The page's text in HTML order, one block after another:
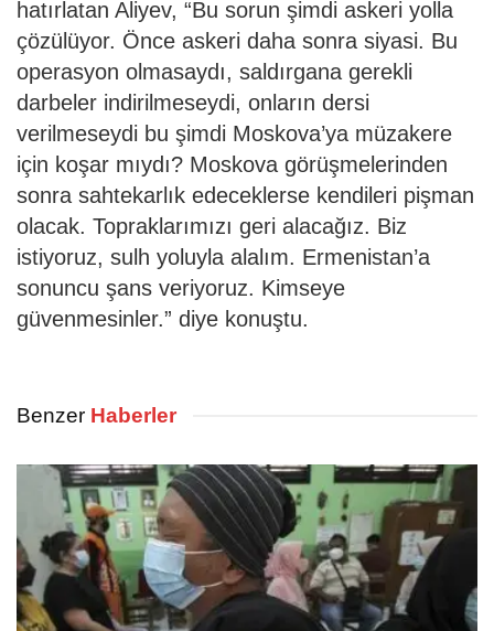
hatırlatan Aliyev, “Bu sorun şimdi askeri yolla
çözülüyor. Önce askeri daha sonra siyasi. Bu
operasyon olmasaydı, saldırgana gerekli
darbeler indirilmeseydi, onların dersi
verilmeseydi bu şimdi Moskova’ya müzakere
için koşar mıydı? Moskova görüşmelerinden
sonra sahtekarlık edeceklerse kendileri pişman
olacak. Topraklarımızı geri alacağız. Biz
istiyoruz, sulh yoluyla alalım. Ermenistan’a
sonuncu şans veriyoruz. Kimseye
güvenmesinler.” diye konuştu.
Benzer Haberler